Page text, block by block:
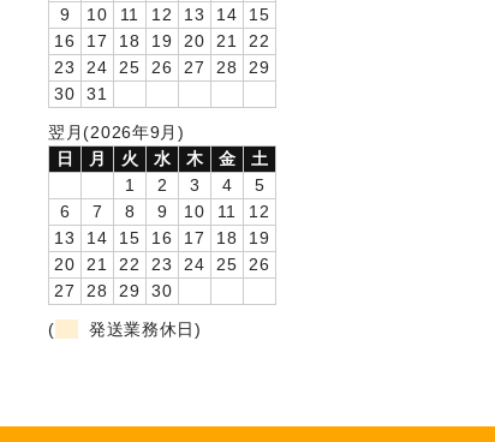
9
10 11 12 13 14
15
16
17 18 19 20 21
22
23
24 25 26 27 28
29
30
31
翌月(2026年9月)
日
月 火 水 木 金
土
1
2 3 4
5
6
7 8 9 10 11
12
13
14 15 16 17 18
19
20
21 22 23 24 25
26
27
28 29
30
(
発送業務休日)